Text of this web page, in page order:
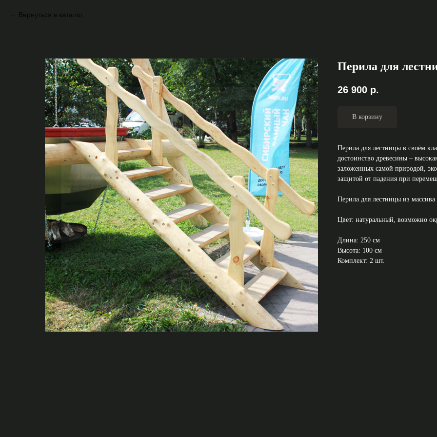
Вернуться в каталог
Перила для
26 900 р.
В корзину
Перила для лестницы в своём
достоинство древесины –
заложенных самой природой,
защитой от падения при
Перила для лестницы из
Цвет: натуральный, возможно
Длина: 250 см
Высота: 100 см
Комплект: 2 шт.